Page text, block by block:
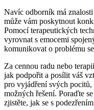
Navíc odborník má
může vám poskytnout
Pomocí terapeutických
vyrovnat s emocemi
komunikovat o problému
Za cennou radu nebo
jak podpořit a posílit váš
pro vyjádření svých
možných řešení. Poraďte
zjistěte, jak se s